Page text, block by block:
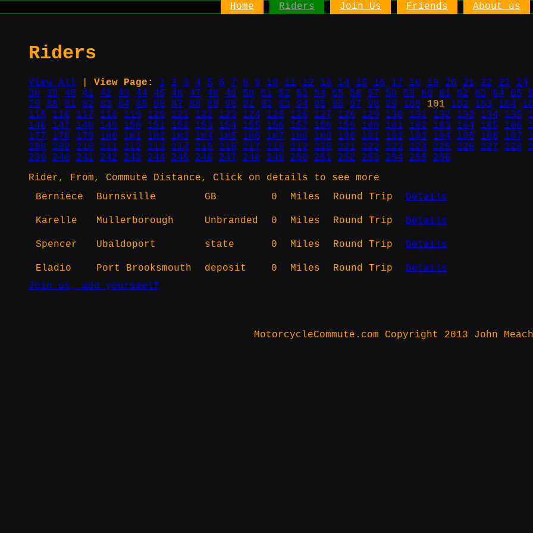
Home Riders Join Us Friends About us
Riders
View All View Page: 1 2 3 4 5 6 7 8 9 10 11 12 13 14 15 16 17 18 19 20 21 22 23
24
38
39 40 41 42 43 44 45 46 47 48 49 50 51 52 53 54 55 56 57 58 59 60 61 62 63 64 65
79
80 81 82 83 84 85 86 87 88 89 90 91 92 93 94 95 96 97 98 99 100 101 102 103 104
115
116 117 118 119 120 121 122 123 124 125 126 127 128 129 130 131 132 133 134 135
146
147 148 149 150 151 152 153 154 155 156 157 158 159 160 161 162 163 164 165 166
177
178 179 180 181 182 183 184 185 186 187 188 189 190 191 192 193 194 195 196 197
208
209 210 211 212 213 214 215 216 217 218 219 220 221 222 223 224 225 226 227 228
239
240 241 242 243 244 245 246 247 248 249 250 251 252 253 254 255
256
Rider, From, Commute Distance, Click on details to see more
Berniece
Burnsville GB 0 Miles Round Trip Details
Karelle Mullerborough Unbranded 0 Miles Round Trip Details
Spencer Ubaldoport state 0 Miles Round Trip Details
Eladio Port Brooksmouth deposit 0 Miles Round Trip
Details
Join us, add yourseelf
MotorcycleCommute.com Copyright 2013 John